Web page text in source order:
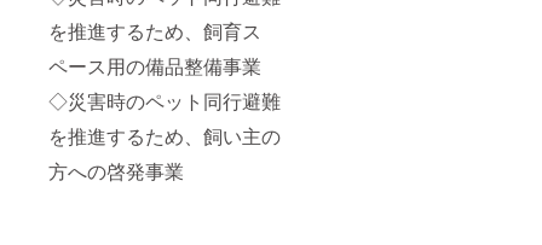
を推進するため、飼育ス
ペース用の備品整備事業
◇災害時のペット同行避難
を推進するため、飼い主の
方への啓発事業